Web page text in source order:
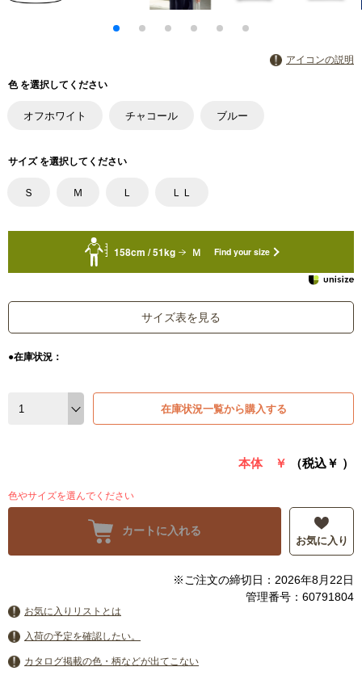
アイコンの説明
色 を選択してください
オフホワイト チャコール ブルー
サイズ を選択してください
Ｓ Ｍ Ｌ ＬＬ
158cm / 51kg Ｍ Find your size
サイズ表を見る
●在庫状況：
在庫状況一覧から購入する
本体 ￥ （税込￥ ）
色やサイズを選んでください
カートに入れる
お気に入り
※ご注文の締切日：2026年8月22日
管理番号：60791804
お気に入りリストとは
入荷の予定を確認したい。
カタログ掲載の色・柄などが出てこない